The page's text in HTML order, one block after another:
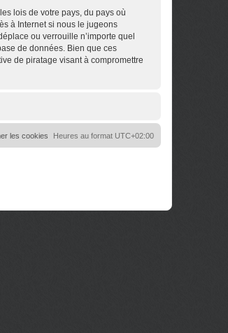
lois de votre pays, du pays où
à Internet si nous le jugeons
ou verrouille n’importe quel
de données. Bien que ces
de piratage visant à compromettre
Heures au format UTC+02:00
les cookies